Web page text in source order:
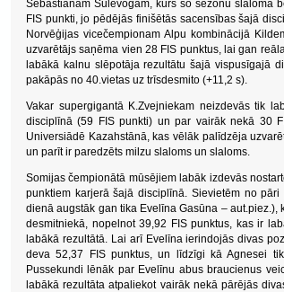
Sebastianam Sulevogam, kurš šo sezonu slalomā
FIS punkti, jo pēdējās finišētās sacensības šajā
Norvēģijas vicečempionam Alpu kombinācijā
uzvarētājs saņēma vien 28 FIS punktus, lai gan
labākā kalnu slēpotāja rezultātu šajā vispusīgajā
pakāpās no 40.vietas uz trīsdesmito (+11,2 s).
Vakar supergigantā K.Zvejniekam neizdevās tik
disciplīnā (59 FIS punkti) un par vairāk nekā 30
Universiādē Kazahstānā, kas vēlāk palīdzēja
un parīt ir paredzēts milzu slaloms un slaloms.
Somijas čempionātā mūsējiem labāk izdevās
punktiem karjerā šajā disciplīnā. Sievietēm no
dienā augstāk gan tika Evelīna Gasūna –
desmitniekā, nopelnot 39,92 FIS punktus, kas ir
labākā rezultātā. Lai arī Evelīna ierindojās divas
deva 52,37 FIS punktus, un līdzīgi kā Agnesei
Pussekundi lēnāk par Evelīnu abus braucienus
labākā rezultāta atpaliekot vairāk nekā pārējās